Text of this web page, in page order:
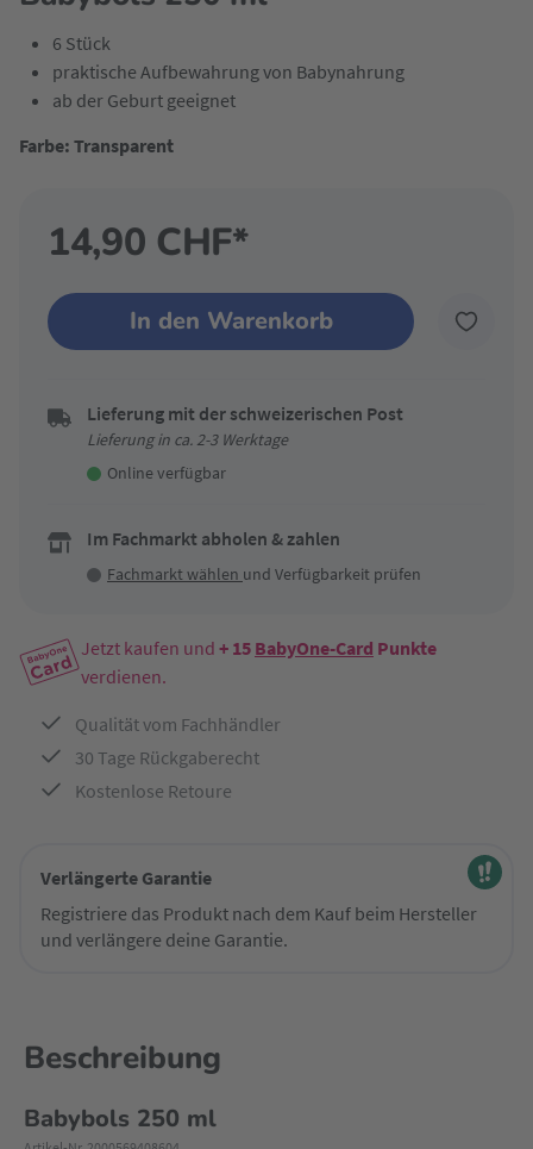
6 Stück
praktische Aufbewahrung von Babynahrung
ab der Geburt geeignet
Farbe: Transparent
14,90 CHF*
In den Warenkorb
Lieferung mit der schweizerischen Post
Lieferung in ca. 2-3 Werktage
Online verfügbar
Im Fachmarkt abholen & zahlen
Fachmarkt wählen und Verfügbarkeit prüfen
Jetzt kaufen und + 15 BabyOne-Card Punkte
verdienen.
Qualität vom Fachhändler
30 Tage Rückgaberecht
Kostenlose Retoure
Verlängerte Garantie
Registriere das Produkt nach dem Kauf beim Hersteller
und verlängere deine Garantie.
Beschreibung
Babybols 250 ml